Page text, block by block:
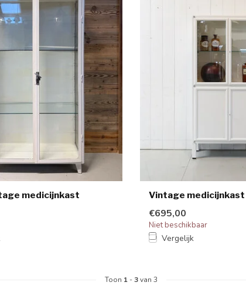
medicijnkast Vintage medicijnkast
€695,00
Niet beschikbaar
Vergelijk
Toon 1 -3van 3